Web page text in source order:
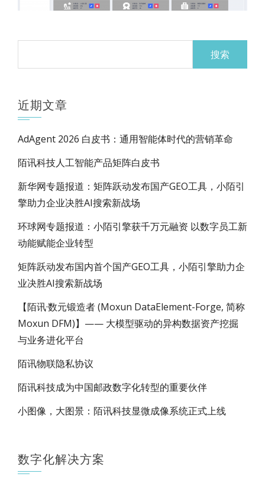
近期文章
AdAgent 2026 白皮书：通用智能体时代的营销革命
陌讯科技人工智能产品矩阵白皮书
新华网专题报道：矩阵跃动发布国产GEO工具，小陌引
擎助力企业决胜AI搜索新战场
环球网专题报道：小陌引擎获千万元融资 以数字员工新
动能赋能企业转型
矩阵跃动发布国内首个国产GEO工具，小陌引擎助力企
业决胜AI搜索新战场
【陌讯·数元锻造者 (Moxun DataElement-Forge, 简称
Moxun DFM)】—— 大模型驱动的异构数据资产挖掘
与业务进化平台
陌讯物联隐私协议
陌讯科技成为中国邮政数字化转型的重要伙伴
小图像，大图景：陌讯科技显微成像系统正式上线
数字化解决方案